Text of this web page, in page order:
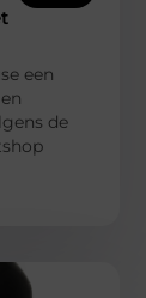
een
de